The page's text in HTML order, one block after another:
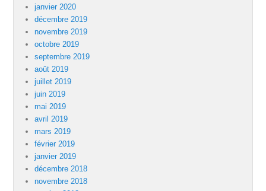
janvier 2020
décembre 2019
novembre 2019
octobre 2019
septembre 2019
août 2019
juillet 2019
juin 2019
mai 2019
avril 2019
mars 2019
février 2019
janvier 2019
décembre 2018
novembre 2018